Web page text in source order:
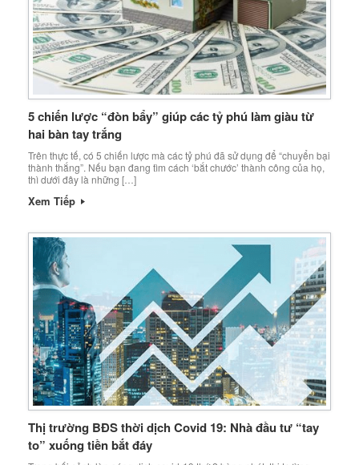
5 chiến lược “đòn bẩy” giúp các tỷ phú làm giàu từ
hai bàn tay trắng
Trên thực tế, có 5 chiến lược mà các tỷ phú đã sử dụng để “chuyển bại
thành thắng”. Nếu bạn đang tìm cách ‘bắt chước’ thành công của họ,
thì dưới đây là những […]
Xem Tiếp
Thị trường BĐS thời dịch Covid 19: Nhà đầu tư “tay
to” xuống tiền bắt đáy